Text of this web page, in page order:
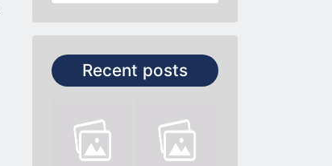
Recent posts